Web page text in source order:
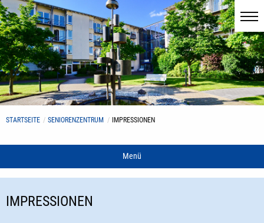
STARTSEITE SENIORENZENTRUM IMPRESSIONEN
Menü
IMPRESSIONEN